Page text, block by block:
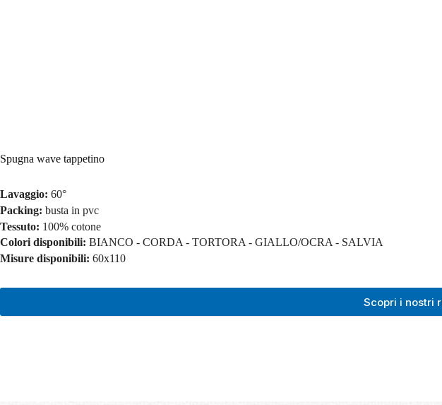
Spugna wave tappetino
Lavaggio: 60°
Packing: busta in pvc
Tessuto: 100% cotone
Colori disponibili: BIANCO - CORDA - TORTORA - GIALLO/OCRA - SALVIA
Misure disponibili: 60x110
Scopri i nostri